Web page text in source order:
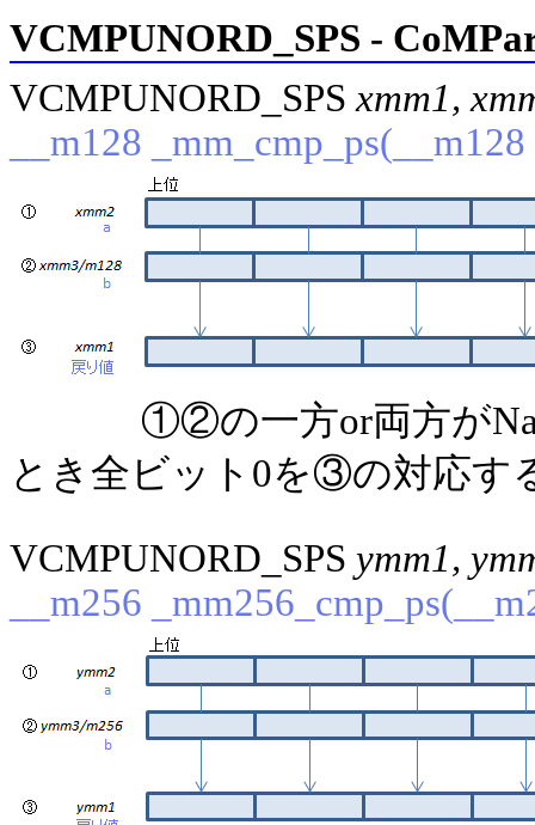
VCMPUNORD_SPS -
VCMPUNORD_SPS xmm1,
__m128
①②の一方or両方が
とき全ビット0を③の対応す
VCMPUNORD_SPS ymm1,
__m256